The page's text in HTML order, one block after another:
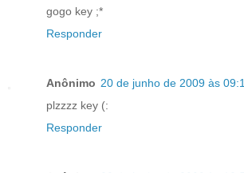
gogo key ;*
Responder
Anônimo 20 de junho de 2009 às
plzzzz key (:
Responder